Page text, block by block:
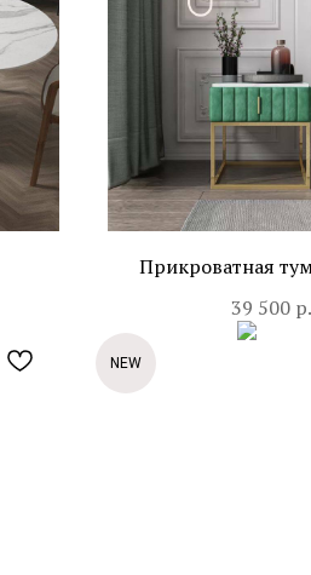
Прикроватная
39 500 р.
NEW